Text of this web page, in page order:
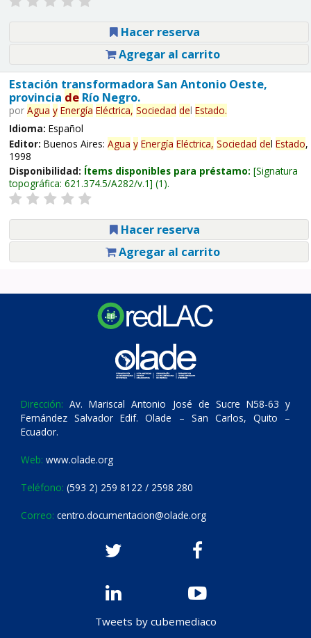
Hacer reserva
Agregar al carrito
Estación transformadora San Antonio Oeste,
provincia deRío Negro.
por Agua y Energía Eléctrica, Sociedad del Estado.
Idioma: Español
Editor: Buenos Aires: Agua y Energía Eléctrica, Sociedad del Estado,
1998
Disponibilidad: Ítems disponibles para préstamo: Signatura
topográfica: 621.374.5/A282/v.1 (1).
Hacer reserva
Agregar al carrito
Dirección: Av. Mariscal Antonio José de Sucre N58-63 y
Fernández Salvador Edif. Olade – San Carlos, Quito –
Ecuador.
Web: www.olade.org
Teléfono: (593 2) 259 8122 / 2598 280
Correo: centro.documentacion@olade.org
Tweets by cubemediaco